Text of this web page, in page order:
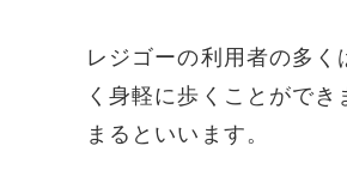
レジゴーの利用者の多
く身軽に歩くことがで
まるといいます。